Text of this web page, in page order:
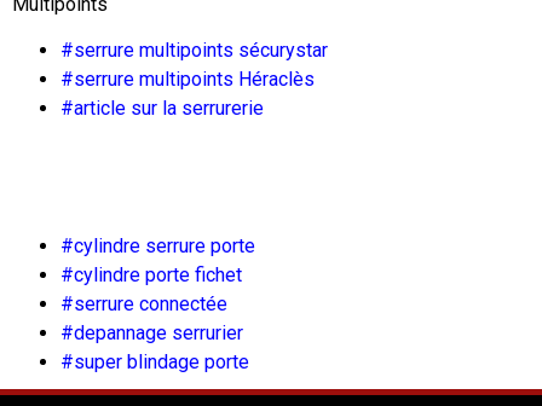
#serrure multipoints sécurystar
#serrure multipoints Héraclès
#article sur la serrurerie
#cylindre serrure porte
#cylindre porte fichet
#serrure connectée
#depannage serrurier
#super blindage porte